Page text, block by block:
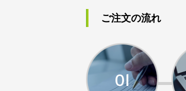
ご注文の流れ
01